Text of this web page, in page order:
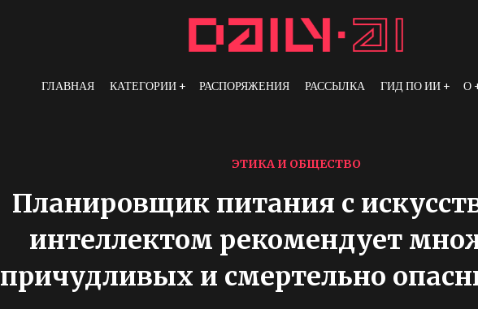
ГЛАВНАЯ КАТЕГОРИИ РАСПОРЯЖЕНИЯ РАССЫЛКА ГИД ПО ИИ О
ЭТИКА И ОБЩЕСТВО
Планировщик питания с
интеллектом рекомендует
причудливых и смертельно